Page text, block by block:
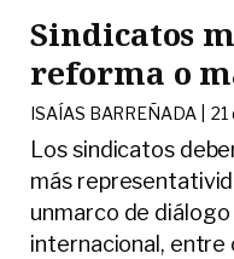
Sindicatos
reforma o
ISAÍAS BARREÑADA |
Los sindicatos
más
unmarco de
internacional, entre